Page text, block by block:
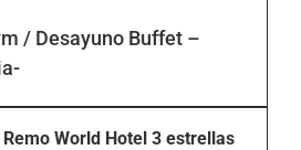
/ Desayuno Buffet –
World Hotel 3 estrellas